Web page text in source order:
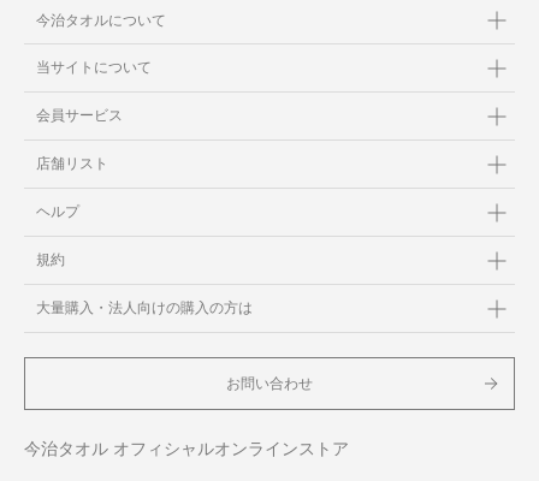
今治タオルについて
当サイトについて
会員サービス
店舗リスト
ヘルプ
規約
大量購入・法人向けの購入の方は
お問い合わせ
今治タオル オフィシャルオンラインストア